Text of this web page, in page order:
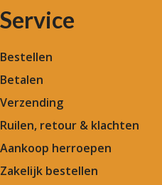
Service
Bestellen
Betalen
Verzending
Ruilen, retour & klachten
Aankoop herroepen
Zakelijk bestellen